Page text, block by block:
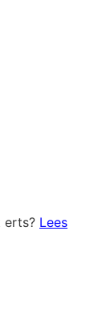
erts? Lees